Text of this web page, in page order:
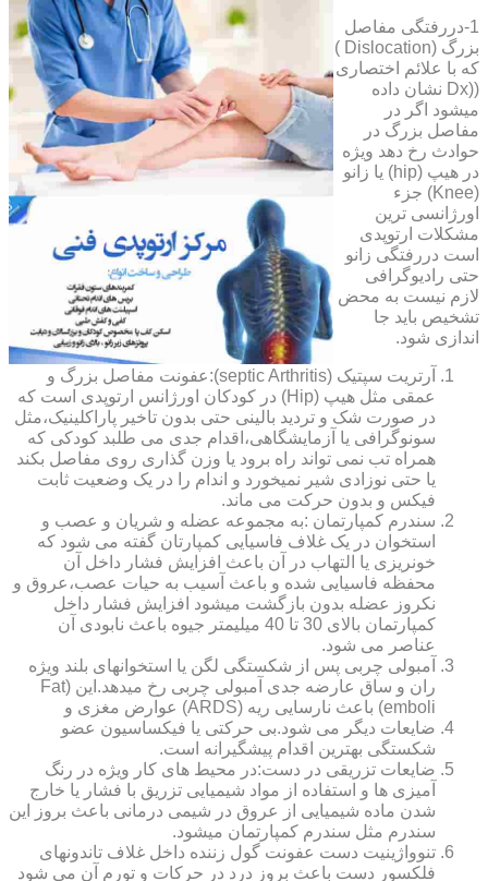
1-دررفتگی مفاصل
بزرگ (Dislocation )
که با علائم اختصاری
((Dx نشان داده
میشود اگر در
مفاصل بزرگ در
حوادث رخ دهد ویژه
در هیپ (hip) یا زانو
(Knee) جزء
اورژانسی ترین
مشکلات ارتوپدی
است دررفتگی زانو
حتی رادیوگرافی
لازم نیست به محض
تشخیص باید جا
اندازی شود.
آرتریت سپتیک (septic Arthritis):عفونت مفاصل بزرگ و
عمقی مثل هیپ (Hip) در کودکان اورژانس ارتوپدی است که
در صورت شک و تردید بالینی حتی بدون تاخیر پاراکلینیک،مثل
سونوگرافی یا آزمایشگاهی،اقدام جدی می طلبد کودکی که
همراه تب نمی تواند راه برود یا وزن گذاری روی مفاصل بکند
یا حتی نوزادی شیر نمیخورد و اندام را در یک وضعیت ثابت
فیکس و بدون حرکت می ماند.
سندرم کمپارتمان :به مجموعه عضله و شریان و عصب و
استخوان در یک غلاف فاسیایی کمپارتان گفته می شود که
خونریزی یا التهاب در آن باعث افزایش فشار داخل آن
محفظه فاسیایی شده و باعث آسیب به حیات عصب،عروق و
نکروز عضله بدون بازگشت میشود افزایش فشار داخل
کمپارتمان بالای 30 تا 40 میلیمتر جیوه باعث نابودی آن
عناصر می شود.
آمبولی چربی پس از شکستگی لگن یا استخوانهای بلند ویژه
ران و ساق عارضه جدی آمبولی چربی رخ میدهد.این (Fat
emboli) باعث نارسایی ریه (ARDS) عوارض مغزی و
ضایعات دیگر می شود.بی حرکتی یا فیکساسیون عضو
شکستگی بهترین اقدام پیشگیرانه است.
ضایعات تزریقی در دست:در محیط های کار ویژه در رنگ
آمیزی ها و استفاده از مواد شیمیایی تزریق با فشار یا خارج
شدن ماده شیمیایی از عروق در شیمی درمانی باعث بروز این
سندرم مثل سندرم کمپارتمان میشود.
تنوواژینیت دست عفونت گول زننده داخل غلاف تاندونهای
فلکسور دست باعث بروز درد در حرکات و تورم آن می شود